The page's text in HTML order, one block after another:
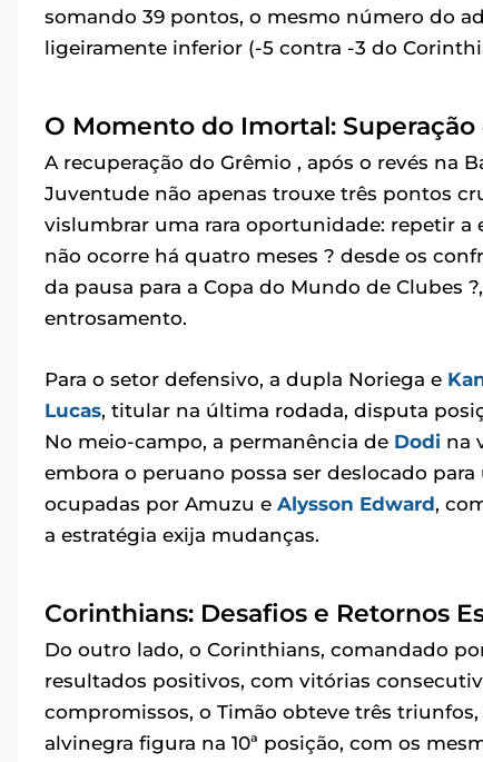
somando 39 pontos, o mesmo número do
ligeiramente inferior (-5 contra -3 do
O Momento do Imortal: Superação
A recuperação do Grêmio , após o revés na
Juventude não apenas trouxe três pontos
vislumbrar uma rara oportunidade: repetir a
não ocorre há quatro meses ? desde os
da pausa para a Copa do Mundo de Clubes
entrosamento.
Para o setor defensivo, a dupla Noriega e
Lucas, titular na última rodada, disputa
No meio-campo, a permanência de Dodi na
embora o peruano possa ser deslocado
ocupadas por Amuzu e Alysson Edward,
a estratégia exija mudanças.
Corinthians: Desafios e Retornos
Do outro lado, o Corinthians, comandado
resultados positivos, com vitórias
compromissos, o Timão obteve três
alvinegra figura na 10ª posição, com os